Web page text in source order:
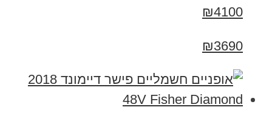
₪4100
₪3690